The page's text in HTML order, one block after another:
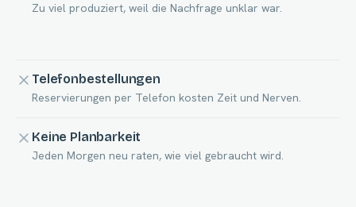
Zu viel produziert, weil die Nachfrage unklar war.
Telefonbestellungen
Reservierungen per Telefon kosten Zeit und Nerven.
Keine Planbarkeit
Jeden Morgen neu raten, wie viel gebraucht wird.